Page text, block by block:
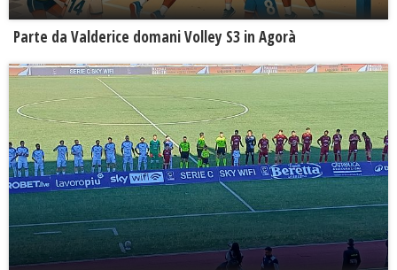
Parte da Valderice domani Volley S3 in Agorà